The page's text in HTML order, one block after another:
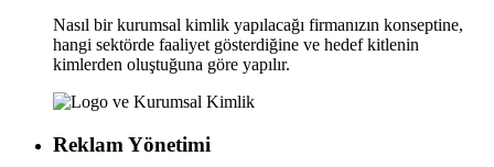
Nasıl bir kurumsal kimlik yapılacağı firmanızın konseptine,
hangi sektörde faaliyet gösterdiğine ve hedef kitlenin
kimlerden oluştuğuna göre yapılır.
Reklam Yönetimi